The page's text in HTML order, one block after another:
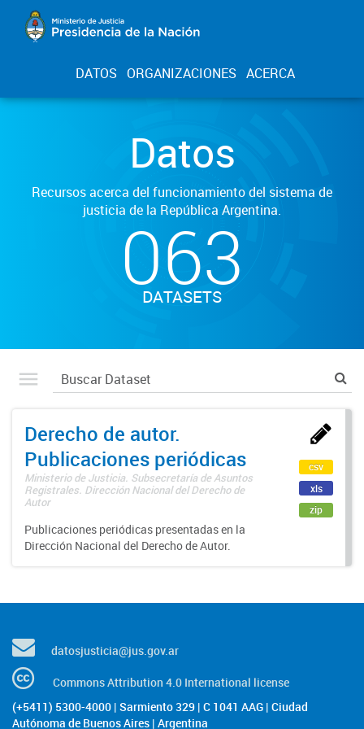
DATOS ORGANIZACIONES ACERCA
Datos
Recursos acerca del funcionamiento del sistema de
justicia de la República Argentina.
063
DATASETS
Derecho de autor.
Publicaciones periódicas
Ministerio de Justicia. Subsecretaría de Asuntos
Registrales. Dirección Nacional del Derecho de
Autor
Publicaciones periódicas presentadas en la
Dirección Nacional del Derecho de Autor.
csv
xls
zip
datosjusticia@jus.gov.ar
Commons Attribution 4.0 International license
(+5411) 5300-4000 | Sarmiento 329 | C 1041 AAG | Ciudad
Autónoma de Buenos Aires | Argentina